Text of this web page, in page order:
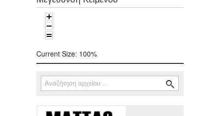
Current Size: 100%
Φόρμα αναζήτησης
Αναζήτηση